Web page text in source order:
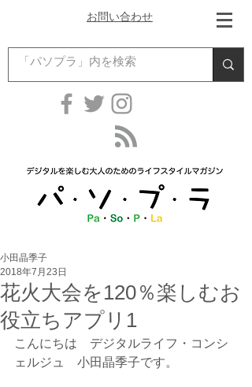
お問い合わせ
花火大会を120％楽しむお
役立ちアプリ1
小田晶季子
2018年7月23日
こんにちは　デジタルライフ・コンシ
ェルジュ　小田晶季子です。